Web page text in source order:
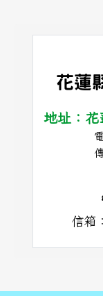
花蓮
地址：花
信箱